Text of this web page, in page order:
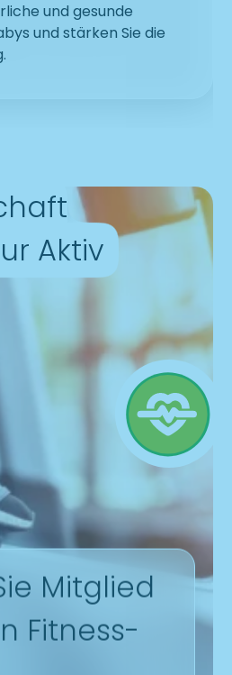
-
Freude am Wasser
Sie von Anfang an ein
und Wohlbefinden.
Aktiv